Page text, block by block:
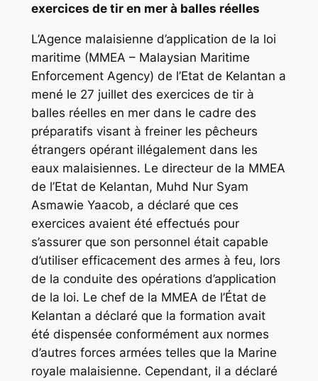
exercices de tir en mer à balles réelles
L’Agence malaisienne d’application de la loi
maritime (MMEA – Malaysian Maritime
Enforcement Agency) de l’Etat de Kelantan a
mené le 27 juillet des exercices de tir à
balles réelles en mer dans le cadre des
préparatifs visant à freiner les pêcheurs
étrangers opérant illégalement dans les
eaux malaisiennes. Le directeur de la MMEA
de l’Etat de Kelantan, Muhd Nur Syam
Asmawie Yaacob, a déclaré que ces
exercices avaient été effectués pour
s’assurer que son personnel était capable
d’utiliser efficacement des armes à feu, lors
de la conduite des opérations d’application
de la loi. Le chef de la MMEA de l’État de
Kelantan a déclaré que la formation avait
été dispensée conformément aux normes
d’autres forces armées telles que la Marine
royale malaisienne. Cependant, il a déclaré